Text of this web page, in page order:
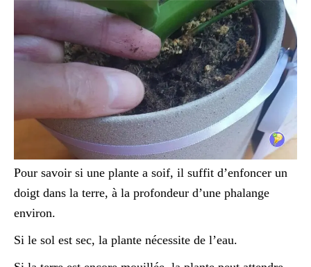
Pour savoir si une plante a soif, il suffit d’enfoncer un
doigt dans la terre, à la profondeur d’une phalange
environ.
Si le sol est sec, la plante nécessite de l’eau.